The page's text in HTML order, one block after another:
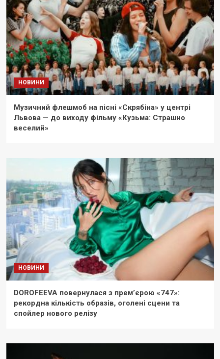
НОВИНИ
Музичний флешмоб на пісні «Скрябіна» у центрі
Львова — до виходу фільму «Кузьма: Страшно
веселий»
НОВИНИ
DOROFEEVA повернулася з прем’єрою «747»:
рекордна кількість образів, оголені сцени та
спойлер нового релізу